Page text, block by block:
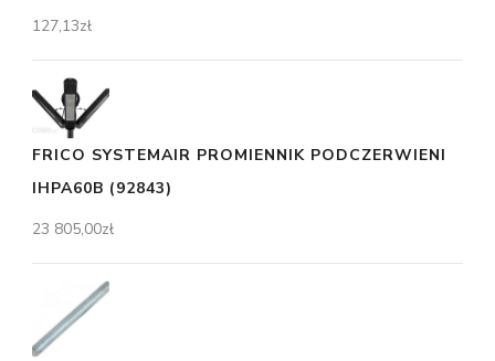
127,13zł
FRICO SYSTEMAIR PROMIENNIK PODCZERWIENI
IHPA60B (92843)
23 805,00zł